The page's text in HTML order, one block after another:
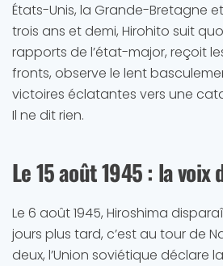
États-Unis, la Grande-Bretagne
trois ans et demi, Hirohito suit
rapports de l’état-major, reçoit
fronts, observe le lent
victoires éclatantes vers une
Il ne dit rien.
Le 15 août 1945 : la voix
Le 6 août 1945, Hiroshima
jours plus tard, c’est au tour de
deux, l’Union soviétique déclare